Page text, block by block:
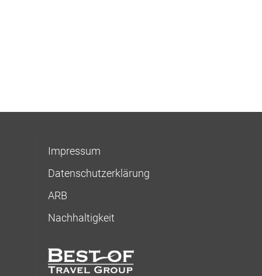
Impressum
Datenschutzerklärung
ARB
Nachhaltigkeit